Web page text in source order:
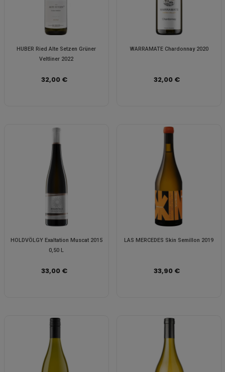
HUBER Ried Alte Setzen Grüner
Veltliner 2022
32,00 €
WARRAMATE Chardonnay 2020
32,00 €
HOLDVÖLGY Exaltation Muscat 2015
0,50 L
33,00 €
LAS MERCEDES Skin Semillon 2019
33,90 €